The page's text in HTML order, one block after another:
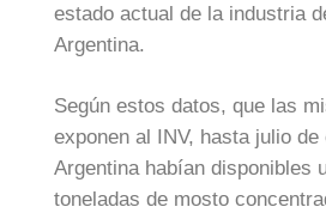
estado actual de la industria
Argentina.
Según estos datos, que las
exponen al INV, hasta julio de
Argentina habían disponibles
toneladas de mosto